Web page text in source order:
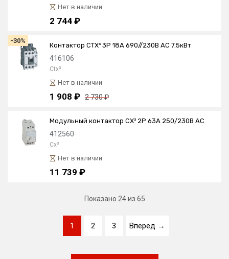
Нет в наличии
2 744 ₽
-30%
Контактор CTX³ 3P 18А 690//230В AC 7.5кВт
416106
Ctx³
Нет в наличии
1 908 ₽ 2 730 ₽
Модульный контактор CX³ 2P 63А 250/230В AC
412560
Cx³
Нет в наличии
11 739 ₽
Показано 24из 65
1 2 3 Вперед →